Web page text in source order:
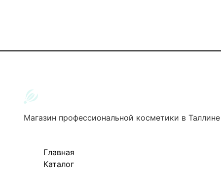
Магазин профессиональной косметики в Таллине
Главная
Каталог